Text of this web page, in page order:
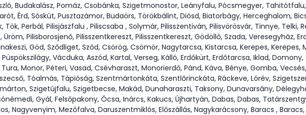
Budakalász, Pomáz, Csobánka, Szigetmonostor, Leányfalu, Pócsmegyer,
Érd, Sóskút, Pusztazámor, Budaörs, Törökbálint, Diósd, Biatorbágy, Herceghalom,
Tök, Perbál, Pilisjászfalu , Piliscsaba , Solymár, Pilisszentiván, Pilisvörösvár, Tinnye, Telki,
Üröm, Pilisborosjenő, Pilisszentkereszt, Pilisszentkereszt, Gödöllő, Szada, Veresegyház,
Göd, Sződliget, Sződ, Csörög, Csömör, Nagytarcsa, Kistarcsa, Kerepes,
Vácduka, Aszód, Kartal, Verseg, Kálló, Erdőkürt, Erdőtarcsa, Iklad,
Monor, Péteri, Vasad, Csévharaszt, Monorierdő, Pánd, Káva, Bénye, Gomba,
Tóalmás, Tápióság, Szentmártonkáta, Szentlőrinckáta, Ráckeve, Lórév,
Szigetújfalu, Szigetbecse, Makád, Dunaharaszti, Taksony, Dunavarsány,
Gyál, Felsőpakony, Ócsa, Inárcs, Kakucs, Újhartyán, Dabas, Dabas,
Nagyvenyim, Mezőfalva, Daruszentmiklós, Előszállás, Nagykarácsony, Baracs ,